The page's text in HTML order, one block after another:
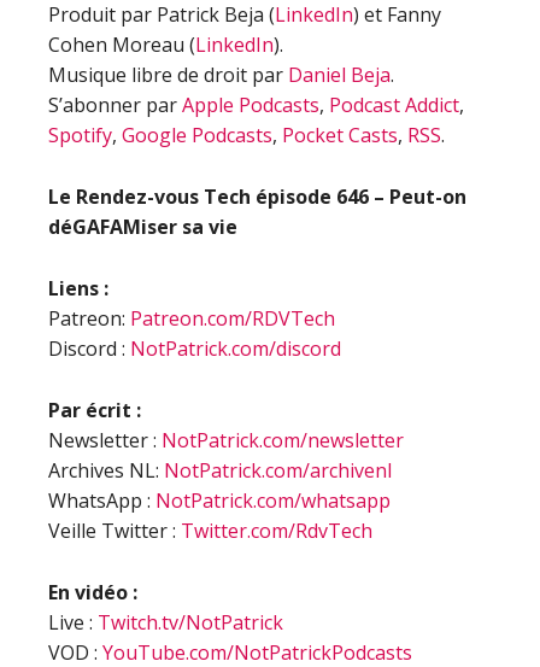
Produit par Patrick Beja (LinkedIn) et Fanny
Cohen Moreau (LinkedIn).
Musique libre de droit par Daniel Beja.
S’abonner parApple Podcasts, Podcast Addict,
Spotify, Google Podcasts, Pocket Casts, RSS.
Le Rendez-vous Tech épisode 646 – Peut-on
déGAFAMiser sa vie
Liens :
Patreon: Patreon.com/RDVTech
Discord : NotPatrick.com/discord
Par écrit :
Newsletter : NotPatrick.com/newsletter
Archives NL: NotPatrick.com/archivenl
WhatsApp : NotPatrick.com/whatsapp
Veille Twitter : Twitter.com/RdvTech
En vidéo :
Live : Twitch.tv/NotPatrick
VOD : YouTube.com/NotPatrickPodcasts